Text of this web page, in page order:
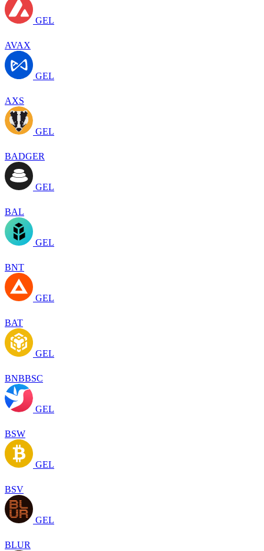
GEL
AVAX
GEL
AXS
GEL
BADGER
GEL
BAL
GEL
BNT
GEL
BAT
GEL
BNBBSC
GEL
BSW
GEL
BSV
GEL
BLUR